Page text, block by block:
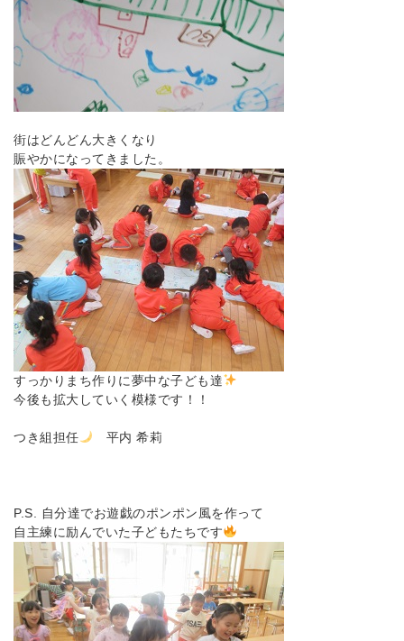
街はどんどん大きくなり
賑やかになってきました。
すっかりまち作りに夢中な子ども達
今後も拡大していく模様です！！
つき組担任 平内 希莉
P.S. 自分達でお遊戯のポンポン風を作って
自主練に励んでいた子どもたちです